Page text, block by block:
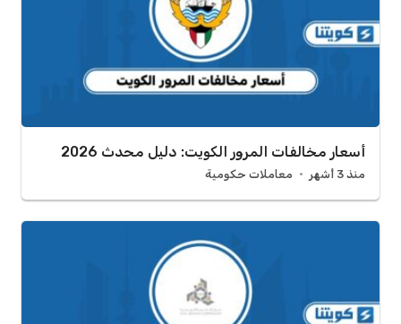
أسعار مخالفات المرور الكويت: دليل محدث 2026
منذ 3 أشهر معاملات حكومية